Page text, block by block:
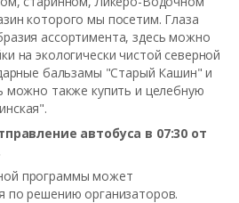
которого мы посетим. Глаза
ассортимента, здесь можно
на экологически чистой северной
бальзамы "Старый Кашин" и
можно также купить и целебную
автобуса в 07:30 от
программы может
по решению организаторов.